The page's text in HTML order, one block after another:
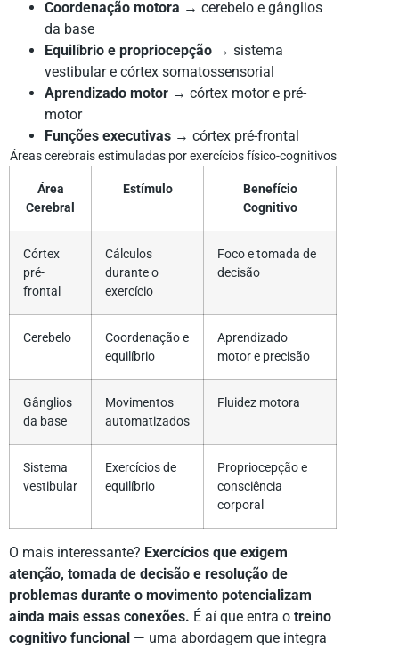
Coordenação motora → cerebelo e gânglios
da base
Equilíbrio e propriocepção → sistema
vestibular e córtex somatossensorial
Aprendizado motor → córtex motor e pré-
motor
Funções executivas → córtex pré-frontal
Áreas cerebrais estimuladas por exercícios físico-cognitivos
Área
Cerebral
Estímulo
Benefício
Cognitivo
Córtex
pré-
frontal
Cálculos
durante o
exercício
Foco e tomada de
decisão
Cerebelo
Coordenação e
equilíbrio
Aprendizado
motor e precisão
Gânglios
da base
Movimentos
automatizados
Fluidez motora
Sistema
vestibular
Exercícios de
equilíbrio
Propriocepção e
consciência
corporal
O mais interessante? Exercícios que exigem
atenção, tomada de decisão e resolução de
problemas durante o movimento potencializam
ainda mais essas conexões. É aí que entra o treino
cognitivo funcional — uma abordagem que integra